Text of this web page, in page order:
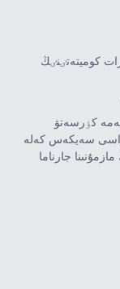
كوميتەتٸنٸڭ
كٶرسەتۋ
سەيكەس كەلە
جارناما